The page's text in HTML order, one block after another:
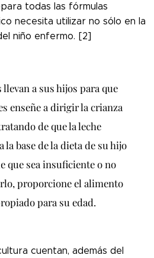
todas las fórmulas
necesita utilizar no sólo en la
niño enfermo. [2]
llevan a sus hijos para que
enseñe a dirigir la crianza
de que la leche
la base de la dieta de su hijo
que sea insuficiente o no
proporcione el alimento
para su edad.
cuentan, además del